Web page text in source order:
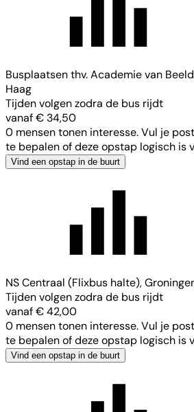
Busplaatsen thv. Academie van
Haag
Tijden volgen zodra de bus rijdt
vanaf € 34,50
0 mensen tonen interesse. Vul je
te bepalen of deze opstap logisch is
Vind een opstap in de buurt
NS Centraal (Flixbus halte),
Tijden volgen zodra de bus rijdt
vanaf € 42,00
0 mensen tonen interesse. Vul je
te bepalen of deze opstap logisch is
Vind een opstap in de buurt